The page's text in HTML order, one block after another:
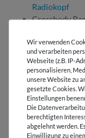
Radiokopf
Crossbody
ANDERE
Wir verwenden
und verarbeiten
Webseite (z.B. IP-
personalisieren,
unsere Website zu
gesetzte Cookies.
Einstellungen
Die
berechtigten
abgelehnt werden.
Einwilligung zu